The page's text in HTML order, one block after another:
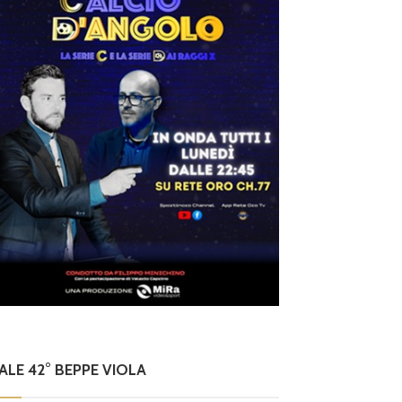
42° BEPPE VIOLA